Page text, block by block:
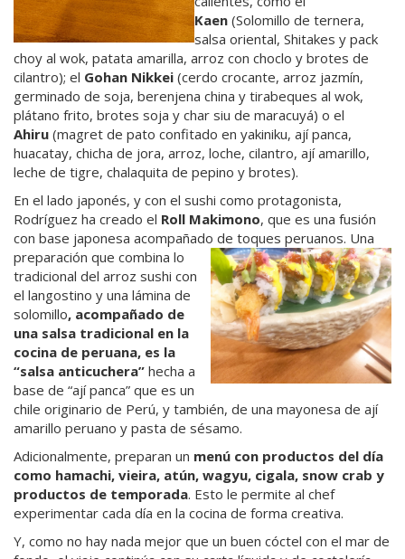
Kaen (Solomillo de ternera,
salsa oriental, Shitakes y pack
choy al wok, patata amarilla, arroz con choclo y brotes de
cilantro); el Gohan Nikkei (cerdo crocante, arroz jazmín,
germinado de soja, berenjena china y tirabeques al wok,
plátano frito, brotes soja y char siu de maracuyá) o el
Ahiru (magret de pato confitado en yakiniku, ají panca,
huacatay, chicha de jora, arroz, loche, cilantro, ají amarillo,
leche de tigre, chalaquita de pepino y brotes).
En el lado japonés, y con el sushi como protagonista,
Rodríguez ha creado el Roll Makimono, que es una fusión
con base japonesa acompañado de toques peruanos. Una
preparación que combina lo
tradicional del arroz sushi con
el langostino y una lámina de
solomillo, acompañado de
una salsa tradicional en la
cocina de peruana, es la
“salsa anticuchera” hecha a
base de “ají panca” que es un
chile originario de Perú, y también, de una mayonesa de ají
amarillo peruano y pasta de sésamo.
Adicionalmente, preparan un menú con productos del día
como hamachi, vieira, atún, wagyu, cigala, snow crab y
productos de temporada. Esto le permite al chef
experimentar cada día en la cocina de forma creativa.
Y, como no hay nada mejor que un buen cóctel con el mar de